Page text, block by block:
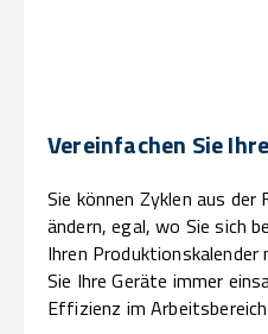
Vereinfachen Sie
Sie können Zyklen aus der
ändern, egal, wo Sie sich
Ihren
Sie Ihre Geräte immer
Effizienz im